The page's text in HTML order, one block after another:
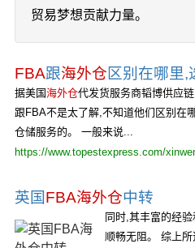
贸易梦想贡献力量。
FBA跟海外仓区别在哪里,
据美国海外仓代发货服务商韬博供应
跟FBA不是太了解,不知道他们区别在
仓储服务的。 一般来说...
https://www.topestexpress.com/
英国FBA海外仓中转
同时,其丰富的经
顺畅无阻。 综上所